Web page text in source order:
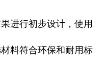
进行初步设计，使用
料符合环保和耐用标